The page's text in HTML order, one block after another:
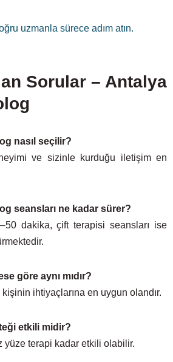
uzmanla sürece adım atın.
Sorular – Antalya
nasıl seçilir?
ve sizinle kurduğu iletişim en
seansları ne kadar sürer?
dakika, çift terapisi seansları ise
göre aynı mıdır?
ihtiyaçlarına en uygun olandır.
etkili midir?
yüze terapi kadar etkili olabilir.